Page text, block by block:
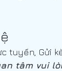
tuyến, Gửi
tâm vui